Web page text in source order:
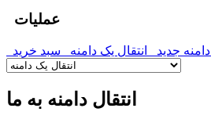
عملیات
جدید انتقال یک دامنه سبد خرید
انتقال دامنه به ما